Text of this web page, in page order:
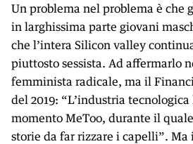
Un problema nel problema è che
in larghissima parte giovani
che l’intera Silicon valley
piuttosto sessista. Ad affermarlo
femminista radicale, ma il
del 2019: “L’industria
momento MeToo, durante il
storie da far rizzare i capelli”.